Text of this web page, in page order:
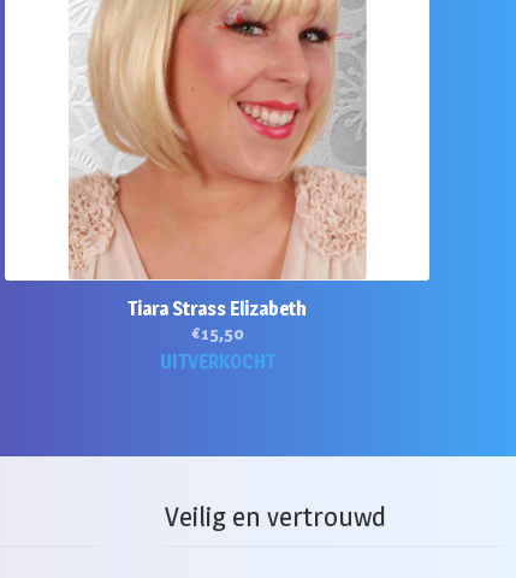
Tiara Strass Elizabeth
€15,50
UITVERKOCHT
Veilig en vertrouwd